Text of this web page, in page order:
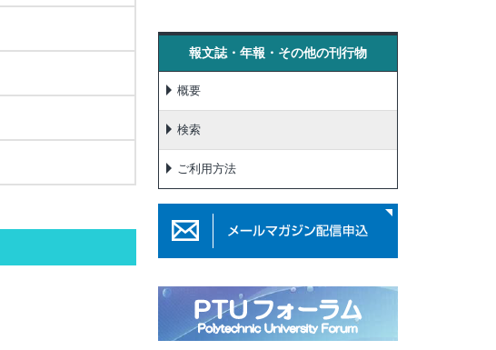
報文誌・年報・その他の刊行物
概要
検索
ご利用方法